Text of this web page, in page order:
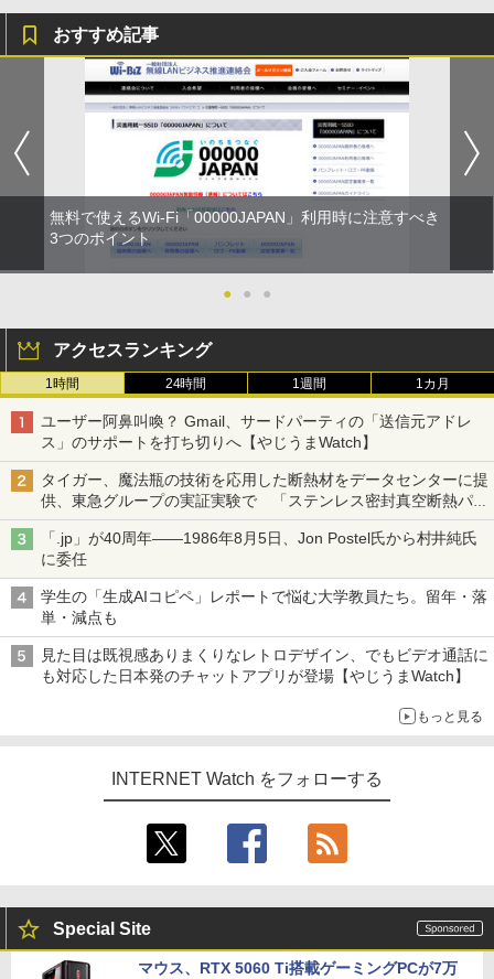
おすすめ記事
無料で使えるWi-Fi「00000JAPAN」利用時に注意すべき
3つのポイント
● ● ●
アクセスランキング
1時間 24時間 1週間 1カ月
ユーザー阿鼻叫喚？ Gmail、サードパーティの「送信元アドレ
ス」のサポートを打ち切りへ【やじうまWatch】
タイガー、魔法瓶の技術を応用した断熱材をデータセンターに提
供、東急グループの実証実験で 「ステンレス密封真空断熱パネ
ル TIVIP」
「.jp」が40周年――1986年8月5日、Jon Postel氏から村井純氏
に委任
学生の「生成AIコピペ」レポートで悩む大学教員たち。留年・落
単・減点も
見た目は既視感ありまくりなレトロデザイン、でもビデオ通話に
も対応した日本発のチャットアプリが登場【やじうまWatch】
もっと見る
INTERNET Watch をフォローする
Special Site
マウス、RTX 5060 Ti搭載ゲーミングPCが7万